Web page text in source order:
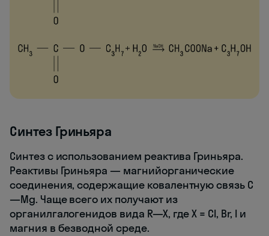
Синтез Гриньяра
Синтез с использованием реактива Гриньяра.
Реактивы Гриньяра — магнийорганические
соединения, содержащие ковалентную связь C
—Mg. Чаще всего их получают из
органилгалогенидов вида R—X, где X = Cl, Br, I и
магния в безводной среде.